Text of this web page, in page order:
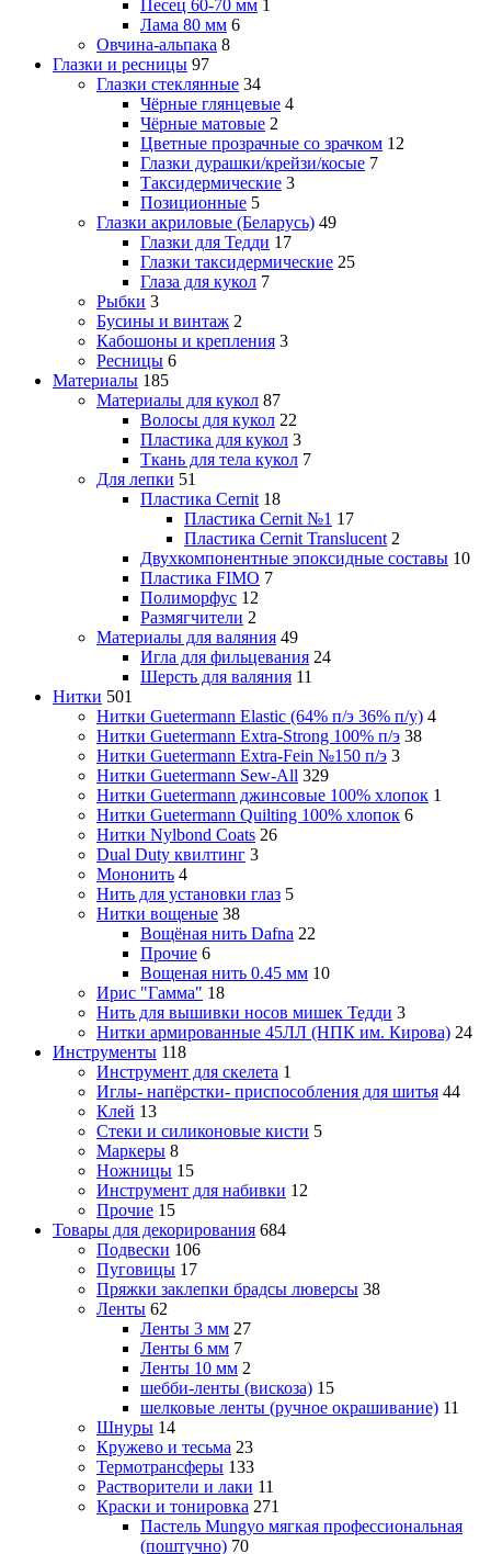
Песец 60-70 мм 1
Лама 80 мм 6
Овчина-альпака 8
Глазки и ресницы 97
Глазки стеклянные 34
Чёрные глянцевые 4
Чёрные матовые 2
Цветные прозрачные со зрачком 12
Глазки дурашки/крейзи/косые 7
Таксидермические 3
Позиционные 5
Глазки акриловые (Беларусь) 49
Глазки для Тедди 17
Глазки таксидермические 25
Глаза для кукол 7
Рыбки 3
Бусины и винтаж 2
Кабошоны и крепления 3
Ресницы 6
Материалы 185
Материалы для кукол 87
Волосы для кукол 22
Пластика для кукол 3
Ткань для тела кукол 7
Для лепки 51
Пластика Cernit 18
Пластика Cernit №1 17
Пластика Cernit Translucent 2
Двухкомпонентные эпоксидные составы 10
Пластика FIMO 7
Полиморфус 12
Размягчители 2
Материалы для валяния 49
Игла для фильцевания 24
Шерсть для валяния 11
Нитки 501
Нитки Guetermann Elastic (64% п/э 36% п/у) 4
Нитки Guetermann Extra-Strong 100% п/э 38
Нитки Guetermann Extra-Fein №150 п/э 3
Нитки Guetermann Sew-All 329
Нитки Guetermann джинсовые 100% хлопок 1
Нитки Guetermann Quilting 100% хлопок 6
Нитки Nylbond Coats 26
Dual Duty квилтинг 3
Мононить 4
Нить для установки глаз 5
Нитки вощеные 38
Вощёная нить Dafna 22
Прочие 6
Вощеная нить 0.45 мм 10
Ирис "Гамма" 18
Нить для вышивки носов мишек Тедди 3
Нитки армированные 45ЛЛ (НПК им. Кирова) 24
Инструменты 118
Инструмент для скелета 1
Иглы- напёрстки- приспособления для шитья 44
Клей 13
Стеки и силиконовые кисти 5
Маркеры 8
Ножницы 15
Инструмент для набивки 12
Прочие 15
Товары для декорирования 684
Подвески 106
Пуговицы 17
Пряжки заклепки брадсы люверсы 38
Ленты 62
Ленты 3 мм 27
Ленты 6 мм 7
Ленты 10 мм 2
шебби-ленты (вискоза) 15
шелковые ленты (ручное окрашивание) 11
Шнуры 14
Кружево и тесьма 23
Термотрансферы 133
Растворители и лаки 11
Краски и тонировка 271
Пастель Mungyo мягкая профессиональная
(поштучно) 70